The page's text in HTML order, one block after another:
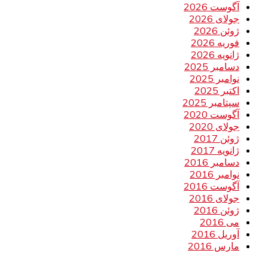
آگوست 2026
جولای 2026
ژوئن 2026
فوریه 2026
ژانویه 2026
دسامبر 2025
نوامبر 2025
اکتبر 2025
سپتامبر 2025
آگوست 2020
جولای 2020
ژوئن 2017
ژانویه 2017
دسامبر 2016
نوامبر 2016
آگوست 2016
جولای 2016
ژوئن 2016
می 2016
آوریل 2016
مارس 2016